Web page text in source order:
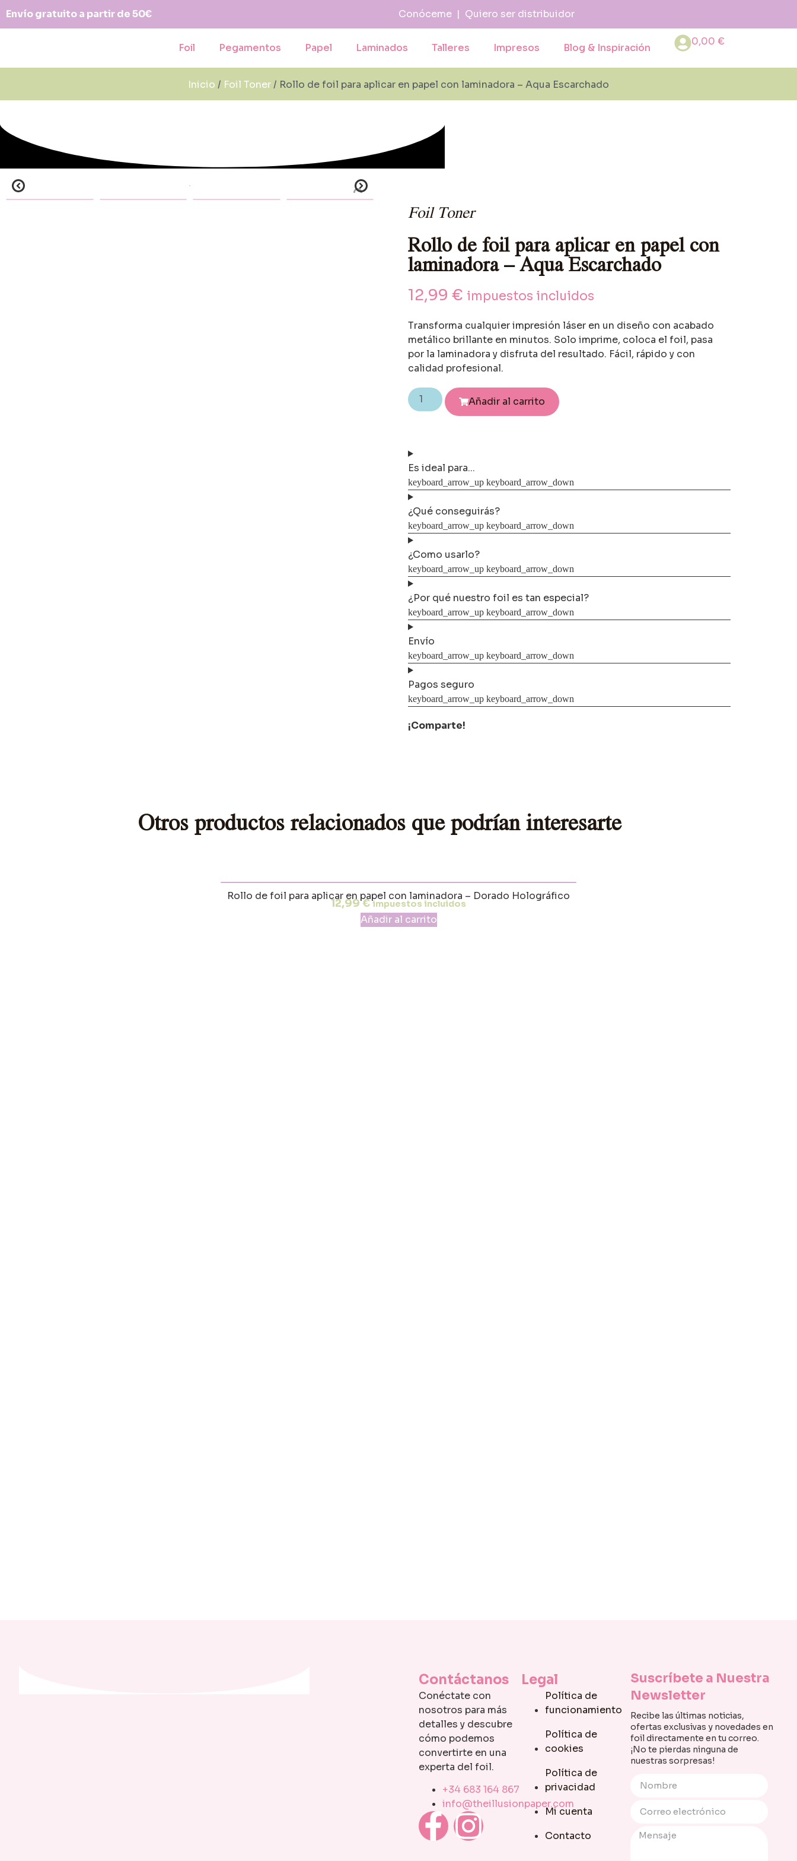
Envío gratuito a partir de 50€ Conóceme | Quiero ser distribuidor
Foil Pegamentos Papel Laminados Talleres Impresos Blog & Inspiración
0,00€
Inicio / Foil Toner/ Rollo de foil para aplicar en papel con laminadora – Aqua Escarchado
Foil Toner
Rollo de foil para aplicar en papel con
laminadora – Aqua Escarchado
12,99 € impuestos incluidos
Transforma cualquier impresión láser en un diseño con acabado
metálico brillante en minutos. Solo imprime, coloca el foil, pasa
por la laminadora y disfruta del resultado. Fácil, rápido y con
calidad profesional.
Añadir al carrito
Es ideal para...
¿Qué conseguirás?
¿Como usarlo?
¿Por qué nuestro foil es tan especial?
Envío
Pagos seguro
¡Comparte!
Otros productos relacionados que podrían interesarte
Rollo de foil para aplicar en papel con laminadora – Dorado Holográfico
12,99€ impuestos incluidos
Añadir al carrito
Contáctanos
Conéctate con
nosotros para más
detalles y descubre
cómo podemos
convertirte en una
experta del foil.
+34 683 164 867
info@theillusionpaper.com
Legal
Política de
funcionamiento
Política de
cookies
Política de
privacidad
Mi cuenta
Contacto
Suscríbete a Nuestra
Newsletter
Recibe las últimas noticias,
ofertas exclusivas y novedades en
foil directamente en tu correo.
¡No te pierdas ninguna de
nuestras sorpresas!